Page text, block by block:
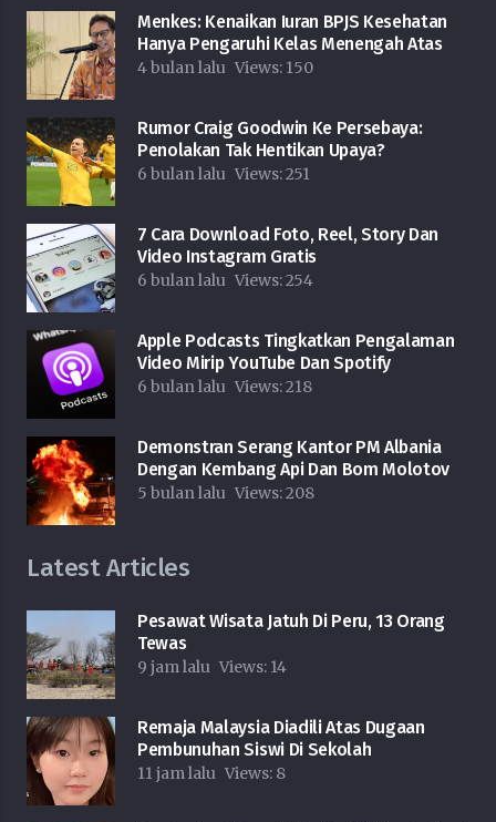
Menkes: Kenaikan Iuran BPJS Kesehatan
Hanya Pengaruhi Kelas Menengah Atas
4 bulan lalu Views: 150
Rumor Craig Goodwin Ke Persebaya:
Penolakan Tak Hentikan Upaya?
6 bulan lalu Views:251
7 Cara Download Foto, Reel, Story Dan
Video Instagram Gratis
6 bulan lalu Views:254
Apple Podcasts Tingkatkan Pengalaman
Video Mirip YouTube Dan Spotify
6 bulan lalu Views:218
Demonstran Serang Kantor PM Albania
Dengan Kembang Api Dan Bom Molotov
5 bulan lalu Views:208
Latest Articles
Pesawat Wisata Jatuh Di Peru, 13 Orang
Tewas
9 jam lalu Views: 14
Remaja Malaysia Diadili Atas Dugaan
Pembunuhan Siswi Di Sekolah
11 jam lalu Views: 8